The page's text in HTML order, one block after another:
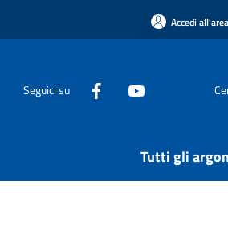
Accedi
Seguici su
Tutti gli